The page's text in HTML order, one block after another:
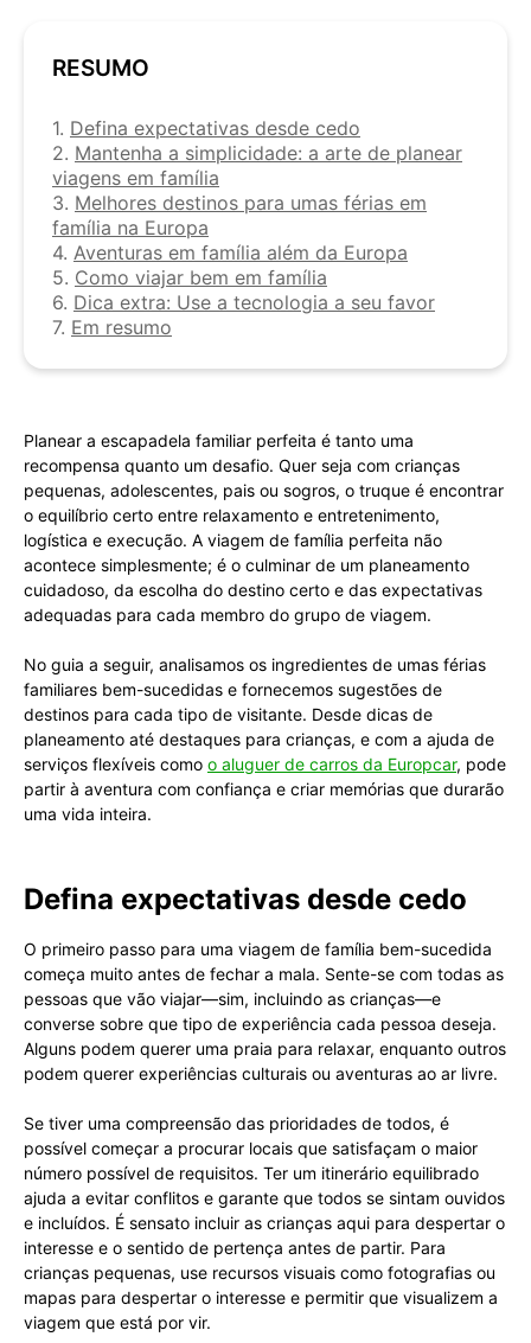
RESUMO
1. Defina expectativas desde cedo
2. Mantenha a simplicidade: a arte de planear
viagens em família
3. Melhores destinos para umas férias em
família na Europa
4. Aventuras em família além da Europa
5. Como viajar bem em família
6. Dica extra: Use a tecnologia a seu favor
7. Em resumo
Planear a escapadela familiar perfeita é tanto uma
recompensa quanto um desafio. Quer seja com crianças
pequenas, adolescentes, pais ou sogros, o truque é encontrar
o equilíbrio certo entre relaxamento e entretenimento,
logística e execução. A viagem de família perfeita não
acontece simplesmente; é o culminar de um planeamento
cuidadoso, da escolha do destino certo e das expectativas
adequadas para cada membro do grupo de viagem.
No guia a seguir, analisamos os ingredientes de umas férias
familiares bem-sucedidas e fornecemos sugestões de
destinos para cada tipo de visitante. Desde dicas de
planeamento até destaques para crianças, e com a ajuda de
serviços flexíveis como o aluguer de carros da Europcar, pode
partir à aventura com confiança e criar memórias que durarão
uma vida inteira.
Defina expectativas desde cedo
O primeiro passo para uma viagem de família bem-sucedida
começa muito antes de fechar a mala. Sente-se com todas as
pessoas que vão viajar—sim, incluindo as crianças—e
converse sobre que tipo de experiência cada pessoa deseja.
Alguns podem querer uma praia para relaxar, enquanto outros
podem querer experiências culturais ou aventuras ao ar livre.
Se tiver uma compreensão das prioridades de todos, é
possível começar a procurar locais que satisfaçam o maior
número possível de requisitos. Ter um itinerário equilibrado
ajuda a evitar conflitos e garante que todos se sintam ouvidos
e incluídos. É sensato incluir as crianças aqui para despertar o
interesse e o sentido de pertença antes de partir. Para
crianças pequenas, use recursos visuais como fotografias ou
mapas para despertar o interesse e permitir que visualizem a
viagem que está por vir.